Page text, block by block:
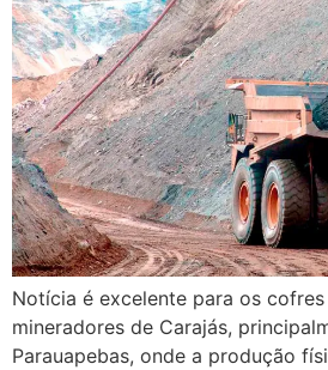
Notícia é excelente para os
mineradores de Carajás,
Parauapebas, onde a produção